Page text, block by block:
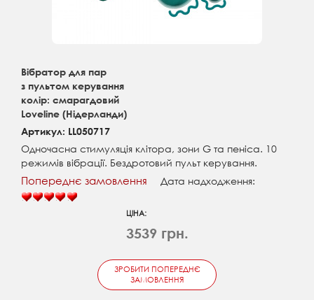
Вібратор для пар
з пультом керування
колір: смарагдовий
Loveline (Нідерланди)
Артикул: LL050717
Одночасна стимуляція клітора, зони G та пеніса. 10
режимів вібрації. Бездротовий пульт керування.
Попереднє замовлення Дата надходження:
ЦІНА:
3539 грн.
ЗРОБИТИ ПОПЕРЕДНЄ
ЗАМОВЛЕННЯ